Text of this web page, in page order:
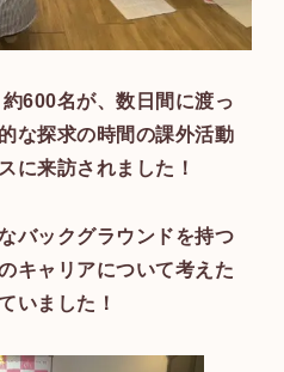
600名が、数日間に渡っ
な探求の時間の課外活動
に来訪されました！
バックグラウンドを持つ
キャリアについて考えた
いました！